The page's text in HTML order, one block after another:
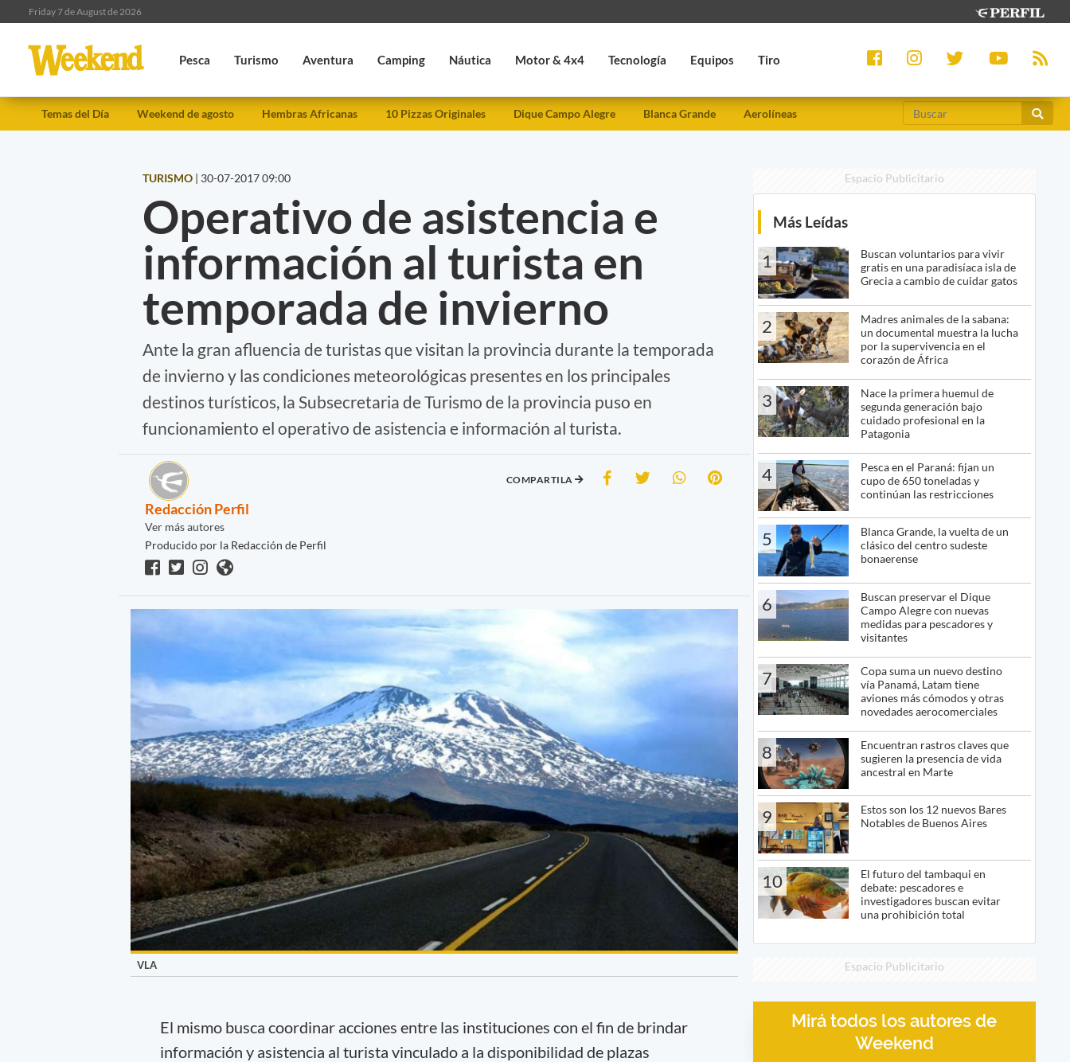
Friday 7 de August de 2026
Pesca Turismo Aventura Camping Náutica Motor & 4x4 Tecnología Equipos Tiro
Temas del Día Weekend de agosto Hembras Africanas 10 Pizzas Originales Dique Campo Alegre Blanca Grande Aerolíneas
TURISMO | 30-07-2017 09:00
Operativo de asistencia e
información al turista en
temporada de invierno
Ante la gran afluencia de turistas que visitan la provincia durante la temporada
de invierno y las condiciones meteorológicas presentes en los principales
destinos turísticos, la Subsecretaria de Turismo de la provincia puso en
funcionamiento el operativo de asistencia e información al turista.
Redacción Perfil
Ver más autores
Producido por la Redacción de Perfil
COMPARTILA
VLA
El mismo busca coordinar acciones entre las instituciones con el fin de brindar
información y asistencia al turista vinculado a la disponibilidad de plazas
Espacio Publicitario
Más Leídas
1
Buscan voluntarios para vivir
gratis en una paradisíaca isla de
Grecia a cambio de cuidar gatos
2
Madres animales de la sabana:
un documental muestra la lucha
por la supervivencia en el
corazón de África
3
Nace la primera huemul de
segunda generación bajo
cuidado profesional en la
Patagonia
4
Pesca en el Paraná: fijan un
cupo de 650 toneladas y
continúan las restricciones
5
Blanca Grande, la vuelta de un
clásico del centro sudeste
bonaerense
6
Buscan preservar el Dique
Campo Alegre con nuevas
medidas para pescadores y
visitantes
7
Copa suma un nuevo destino
vía Panamá, Latam tiene
aviones más cómodos y otras
novedades aerocomerciales
8
Encuentran rastros claves que
sugieren la presencia de vida
ancestral en Marte
9
Estos son los 12 nuevos Bares
Notables de Buenos Aires
10
El futuro del tambaqui en
debate: pescadores e
investigadores buscan evitar
una prohibición total
Espacio Publicitario
Mirá todos los autores de
Weekend